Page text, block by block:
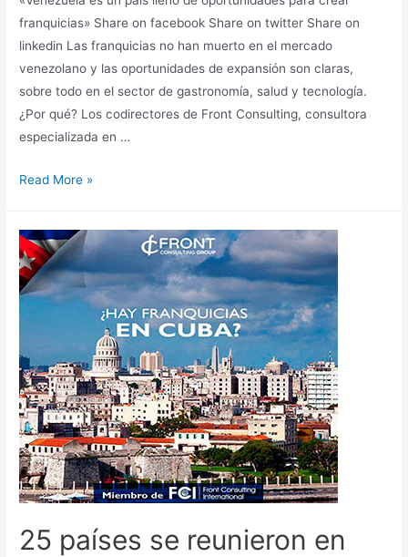
franquicias» Share on facebook Share on twitter Share on
linkedin Las franquicias no han muerto en el mercado
venezolano y las oportunidades de expansión son claras,
sobre todo en el sector de gastronomía, salud y tecnología.
¿Por qué? Los codirectores de Front Consulting, consultora
especializada en …
Read More »
25 países se reunieron en